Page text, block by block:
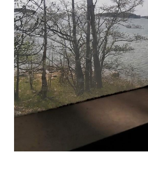
-Naisten päivät ovat
torstai
-Miesten päivät tiistai,
perjantai ja
-Kuukauden ensimmäinen
jaettu lauantai